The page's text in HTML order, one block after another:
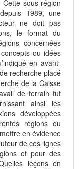
sous-région
1989, une
ne doit pas
le format du
concernées
ou idées
en avant-
recherche placé
de la Caisse
de terrain fut
ainsi les
développées
régions ou
en évidence
de ces lignes
et pour des
leçons en